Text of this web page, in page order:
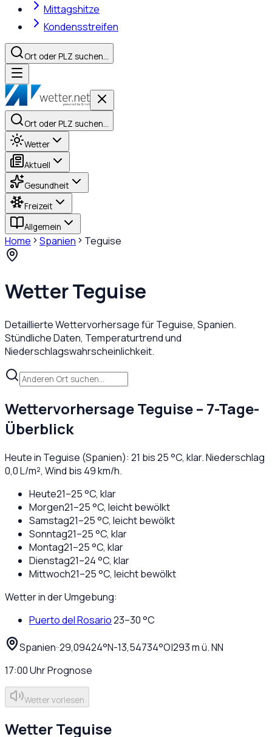
Mittagshitze
Kondensstreifen
Ort oder PLZ suchen…
Ort oder PLZ suchen…
Wetter
Aktuell
Gesundheit
Freizeit
Allgemein
Home Spanien Teguise
WetterTeguise
Detaillierte Wettervorhersage fürTeguise, Spanien.
Stündliche Daten, Temperaturtrend und
Niederschlagswahrscheinlichkeit.
WettervorhersageTeguise– 7-Tage-
Überblick
Heute in Teguise (Spanien): 21 bis25°C, klar. Niederschlag
0,0L/m², Wind bis 49km/h.
Heute21–25°C, klar
Morgen21–25°C, leicht bewölkt
Samstag21–25°C, leicht bewölkt
Sonntag21–25°C, klar
Montag21–25°C, klar
Dienstag21–24°C, klar
Mittwoch21–25°C, leicht bewölkt
Wetter in der Umgebung:
Puerto del Rosario23–30°C
Spanien··29,09424°N-13,54734°O|293m ü. NN
17:00UhrPrognose
Wetter vorlesen
WetterTeguise